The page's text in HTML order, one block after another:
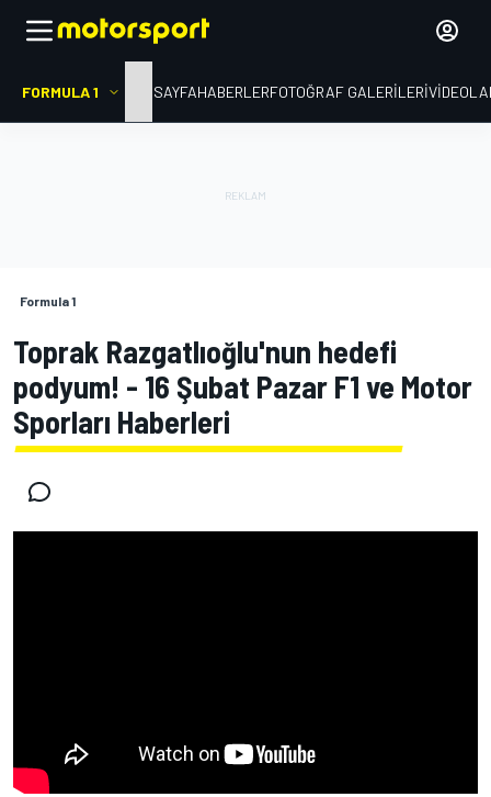
FORMULA 1 ANA SAYFAHABERLERFOTOĞRAF GALERILERI
Formula 1
Toprak Razgatlıoğlu'nun hedefi
podyum! - 16 Şubat Pazar F1 ve Motor
Sporları Haberleri